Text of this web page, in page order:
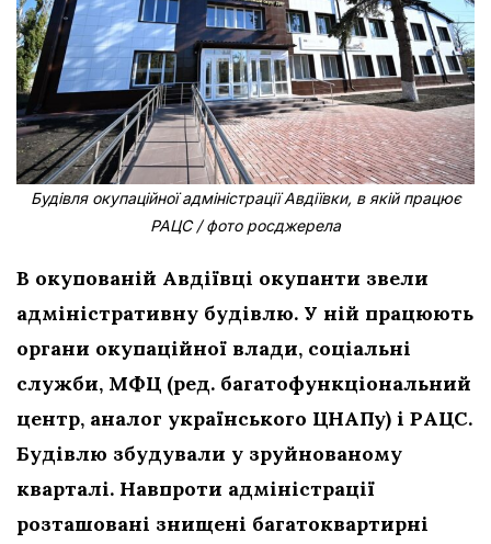
Будівля окупаційної адміністрації Авдіївки, в якій працює
РАЦС / фото росджерела
В окупованій Авдіївці окупанти звели
адміністративну будівлю. У ній працюють
органи окупаційної влади, соціальні
служби, МФЦ (ред. багатофункціональний
центр, аналог українського ЦНАПу) і РАЦС.
Будівлю збудували у зруйнованому
кварталі. Навпроти адміністрації
розташовані знищені багатоквартирні